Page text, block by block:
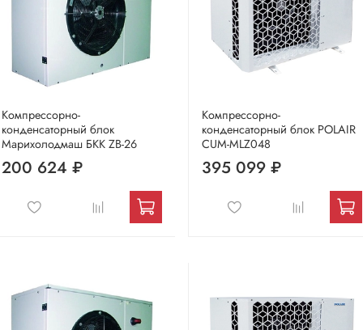
Компрессорно-
конденсаторный блок
Марихолодмаш БКК ZB-26
200 624 ₽
Компрессорно-
конденсаторный блок POLAIR
CUM-MLZ048
395 099 ₽